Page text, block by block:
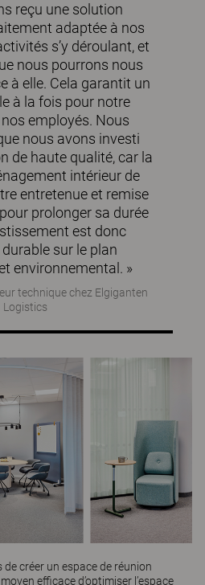
reçu une solution
adaptée à nos
s’y déroulant, et
nous pourrons nous
à elle. Cela garantit un
à la fois pour notre
employés. Nous
nous avons investi
de haute qualité, car la
intérieur de
entretenue et remise
prolonger sa durée
est donc
sur le plan
environnemental. »
technique chez Elgiganten
Logistics
de créer un espace de réunion
efficace d’optimiser l’espace